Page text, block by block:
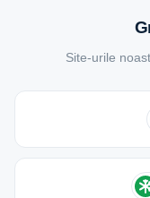
Site-urile